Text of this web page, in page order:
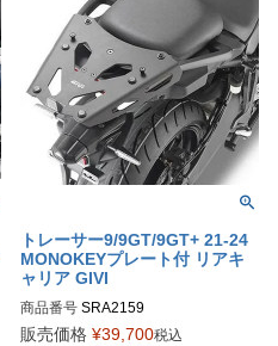
トレーサー9/9GT/9GT+ 21-24
MONOKEYプレート付 リアキ
ャリア GIVI
商品番号 SRA2159
販売価格 ¥39,700税込